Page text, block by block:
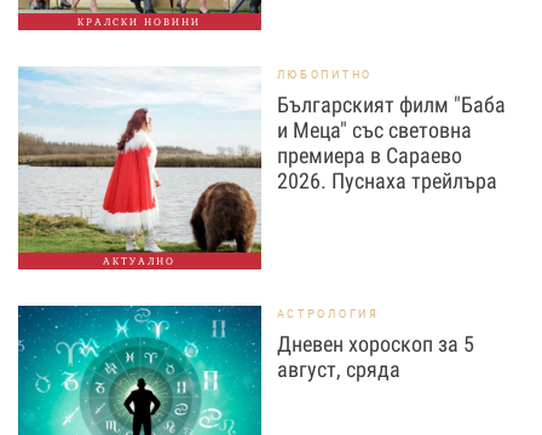
КРАЛСКИ НОВИНИ
АКТУАЛНО
ЛЮБОПИТНО
Българският филм "Баба
и Меца" със световна
премиера в Сараево
2026. Пуснаха трейлъра
АСТРОЛОГИЯ
Дневен хороскоп за 5
август, сряда